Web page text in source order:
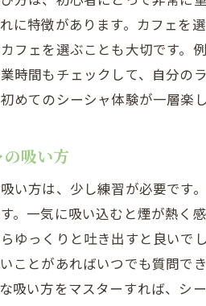
に特徴があります。カフェを
フェを選ぶことも大切です。
時間もチェックして、自分の
めてのシーシャ体験が一層楽
吸い方
い方は、少し練習が必要です
。一気に吸い込むと煙が熱く
ゆっくりと吐き出すと良いで
ことがあればいつでも質問で
吸い方をマスターすれば、シ